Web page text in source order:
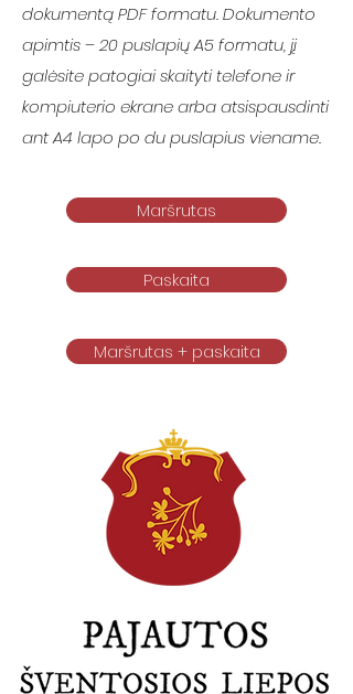
dokumentą PDF formatu. Dokumento
apimtis – 20 puslapių A5 formatu, jį
galėsite patogiai skaityti telefone ir
kompiuterio ekrane arba atsispausdinti
ant A4 lapo po du puslapius viename.
Maršrutas
Paskaita
Maršrutas + paskaita